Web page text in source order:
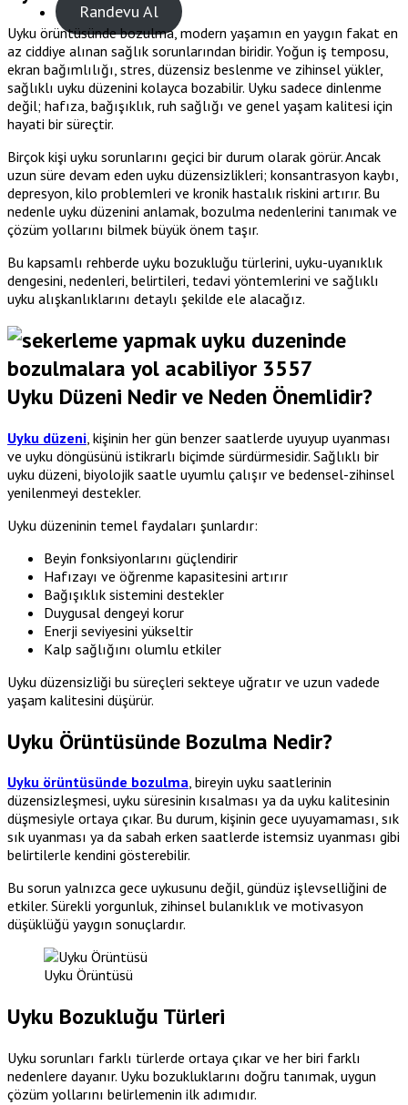
Randevu Al
Uyku örüntüsünde bozulma, modern yaşamın en yaygın fakat en
az ciddiye alınan sağlık sorunlarından biridir. Yoğun iş temposu,
ekran bağımlılığı, stres, düzensiz beslenme ve zihinsel yükler,
sağlıklı uyku düzenini kolayca bozabilir. Uyku sadece dinlenme
değil; hafıza, bağışıklık, ruh sağlığı ve genel yaşam kalitesi için
hayati bir süreçtir.
Birçok kişi uyku sorunlarını geçici bir durum olarak görür. Ancak
uzun süre devam eden uyku düzensizlikleri; konsantrasyon kaybı,
depresyon, kilo problemleri ve kronik hastalık riskini artırır. Bu
nedenle uyku düzenini anlamak, bozulma nedenlerini tanımak ve
çözüm yollarını bilmek büyük önem taşır.
Bu kapsamlı rehberde uyku bozukluğu türlerini, uyku-uyanıklık
dengesini, nedenleri, belirtileri, tedavi yöntemlerini ve sağlıklı
uyku alışkanlıklarını detaylı şekilde ele alacağız.
Uyku Düzeni Nedir ve Neden Önemlidir?
Uyku düzeni , kişinin her gün benzer saatlerde uyuyup uyanması
ve uyku döngüsünü istikrarlı biçimde sürdürmesidir. Sağlıklı bir
uyku düzeni, biyolojik saatle uyumlu çalışır ve bedensel-zihinsel
yenilenmeyi destekler.
Uyku düzeninin temel faydaları şunlardır:
Beyin fonksiyonlarını güçlendirir
Hafızayı ve öğrenme kapasitesini artırır
Bağışıklık sistemini destekler
Duygusal dengeyi korur
Enerji seviyesini yükseltir
Kalp sağlığını olumlu etkiler
Uyku düzensizliği bu süreçleri sekteye uğratır ve uzun vadede
yaşam kalitesini düşürür.
Uyku Örüntüsünde Bozulma Nedir?
Uyku örüntüsünde bozulma, bireyin uyku saatlerinin
düzensizleşmesi, uyku süresinin kısalması ya da uyku kalitesinin
düşmesiyle ortaya çıkar. Bu durum, kişinin gece uyuyamaması, sık
sık uyanması ya da sabah erken saatlerde istemsiz uyanması gibi
belirtilerle kendini gösterebilir.
Bu sorun yalnızca gece uykusunu değil, gündüz işlevselliğini de
etkiler. Sürekli yorgunluk, zihinsel bulanıklık ve motivasyon
düşüklüğü yaygın sonuçlardır.
Uyku Örüntüsü
Uyku Bozukluğu Türleri
Uyku sorunları farklı türlerde ortaya çıkar ve her biri farklı
nedenlere dayanır. Uyku bozukluklarını doğru tanımak, uygun
çözüm yollarını belirlemenin ilk adımıdır.